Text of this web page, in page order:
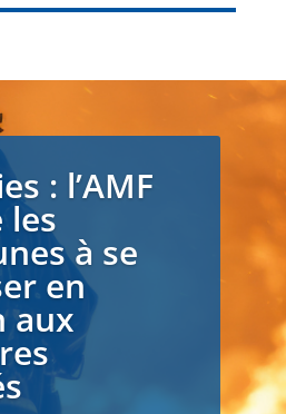
: l’AMF
les
à se
en
aux